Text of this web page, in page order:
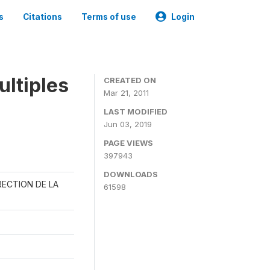
Citations Terms of use Login
DE LA
CREATED ON
Mar 21, 2011
LAST MODIFIED
Jun 03, 2019
PAGE VIEWS
397943
DOWNLOADS
61598